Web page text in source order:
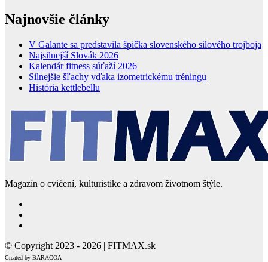
Najnovšie články
V Galante sa predstavila špička slovenského silového trojboja
Najsilnejší Slovák 2026
Kalendár fitness súťaží 2026
Silnejšie šľachy vďaka izometrickému tréningu
História kettlebellu
Magazín o cvičení, kulturistike a zdravom životnom štýle.
© Copyright 2023 - 2026 | FITMAX.sk
Created by BARACOA